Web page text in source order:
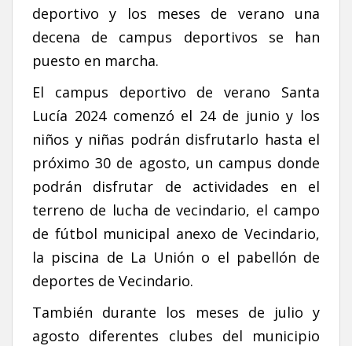
deportivo y los meses de verano una
decena de campus deportivos se han
puesto en marcha.
El campus deportivo de verano Santa
Lucía 2024 comenzó el 24 de junio y los
niños y niñas podrán disfrutarlo hasta el
próximo 30 de agosto, un campus donde
podrán disfrutar de actividades en el
terreno de lucha de vecindario, el campo
de fútbol municipal anexo de Vecindario,
la piscina de La Unión o el pabellón de
deportes de Vecindario.
También durante los meses de julio y
agosto diferentes clubes del municipio